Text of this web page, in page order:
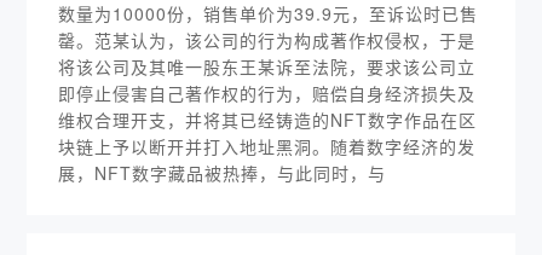
数量为10000份，销售单价为39.9元，至诉讼时已售
罄。范某认为，该公司的行为构成著作权侵权，于是
将该公司及其唯一股东王某诉至法院，要求该公司立
即停止侵害自己著作权的行为，赔偿自身经济损失及
维权合理开支，并将其已经铸造的NFT数字作品在区
块链上予以断开并打入地址黑洞。随着数字经济的发
展，NFT数字藏品被热捧，与此同时，与